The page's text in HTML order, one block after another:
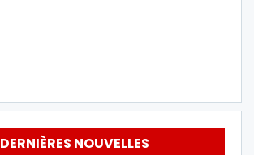
DERNIÈRES NOUVELLES